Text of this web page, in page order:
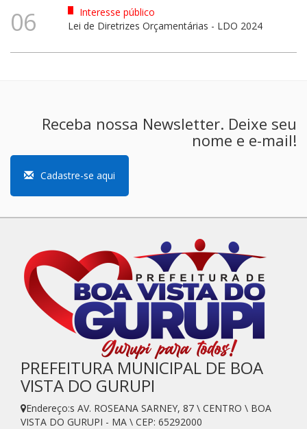
06
Interesse público
Lei de Diretrizes Orçamentárias - LDO 2024
Receba nossa Newsletter. Deixe seu
nome e e-mail!
Cadastre-se aqui
PREFEITURA MUNICIPAL DE BOA
VISTA DO GURUPI
Endereço:s AV. ROSEANA SARNEY, 87 \ CENTRO \ BOA
VISTA DO GURUPI - MA \ CEP: 65292000